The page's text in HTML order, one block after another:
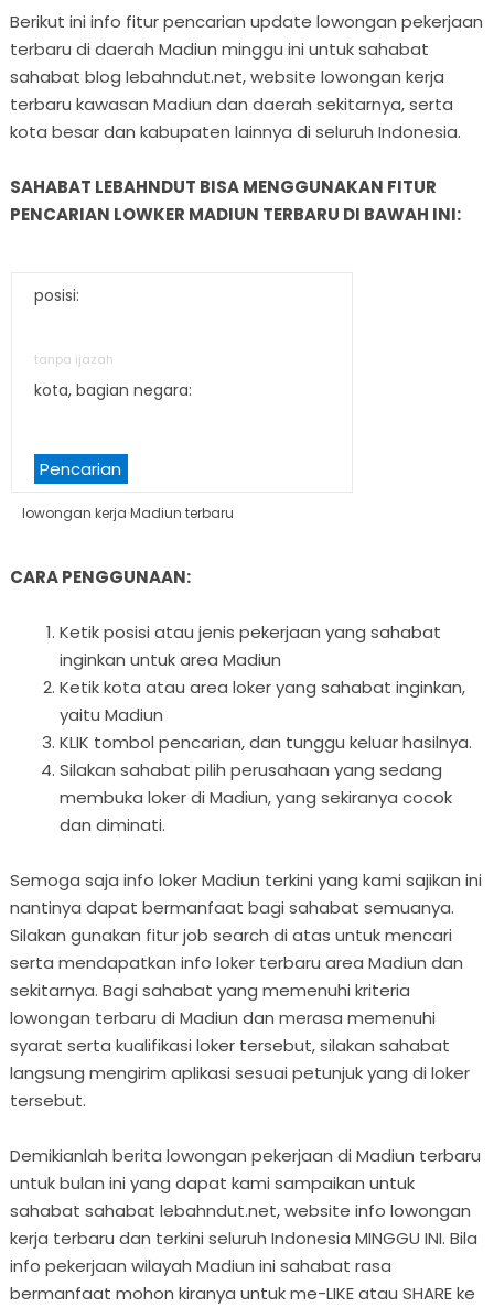
Berikut ini info fitur pencarian update lowongan pekerjaan
terbaru di daerah Madiun minggu ini untuk sahabat
sahabat blog lebahndut.net, website lowongan kerja
terbaru kawasan Madiun dan daerah sekitarnya, serta
kota besar dan kabupaten lainnya di seluruh Indonesia.
SAHABAT LEBAHNDUT BISA MENGGUNAKAN FITUR
PENCARIAN LOWKER MADIUN TERBARU DI BAWAH INI:
posisi:
tanpa ijazah
kota, bagian negara:
Pencarian
lowongan kerja Madiun terbaru
CARA PENGGUNAAN:
Ketik posisi atau jenis pekerjaan yang sahabat
inginkan untuk area Madiun
Ketik kota atau area loker yang sahabat inginkan,
yaitu Madiun
KLIK tombol pencarian, dan tunggu keluar hasilnya.
Silakan sahabat pilih perusahaan yang sedang
membuka loker di Madiun, yang sekiranya cocok
dan diminati.
Semoga saja info loker Madiun terkini yang kami sajikan ini
nantinya dapat bermanfaat bagi sahabat semuanya.
Silakan gunakan fitur job search di atas untuk mencari
serta mendapatkan info loker terbaru area Madiun dan
sekitarnya. Bagi sahabat yang memenuhi kriteria
lowongan terbaru di Madiun dan merasa memenuhi
syarat serta kualifikasi loker tersebut, silakan sahabat
langsung mengirim aplikasi sesuai petunjuk yang di loker
tersebut.
Demikianlah berita lowongan pekerjaan di Madiun terbaru
untuk bulan ini yang dapat kami sampaikan untuk
sahabat sahabat lebahndut.net, website info lowongan
kerja terbaru dan terkini seluruh Indonesia MINGGU INI. Bila
info pekerjaan wilayah Madiun ini sahabat rasa
bermanfaat mohon kiranya untuk me-LIKE atau SHARE ke